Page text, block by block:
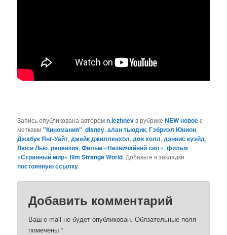
Запись опубликована авторомn.lezhnevв рубрикеNEW новоес
метками"Киномания",disney,алан тьюдик,Гэбриэл Юнион,
Джабук Янг-Уайт,джейк джилленхол,дон холл,дэннис куэйд,
Люси Лью,рецензия,Фильм «Незвичайний світ»,фильм
«Странный мир» film Strange World. Добавьте в закладки
постоянную ссылку.
Добавить комментарий
Ваш e-mail не будет опубликован. Обязательные поля
помечены*